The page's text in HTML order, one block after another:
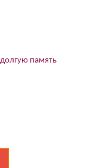
память